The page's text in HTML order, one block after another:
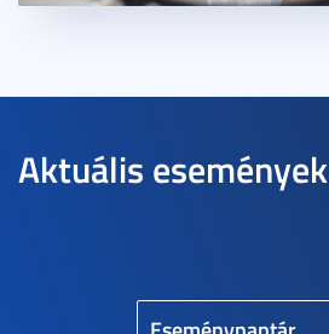
Aktuális események